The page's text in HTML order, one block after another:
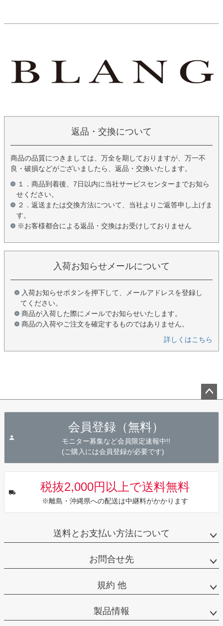
返品・交換について
商品の品質につきましては、万全を期しておりますが、万一不
良・破損などがございましたら、返品・交換いたします。
１．商品到着後、7日以内に当社サービスセンターまでお知ら
せください。
２．返送または交換方法について、当社よりご返答申し上げま
す。
※お客様都合による返品・交換はお受けしておりません
入荷お知らせメールについて
入荷お知らせボタンを押下して、メールアドレスを登録し
てください。
商品が入荷した際にメールでお知らせいたします。
商品の入荷やご注文を確定するものではありません。
詳しくはこちら
会員登録（無料）
モニター募集など会員限定速報中!!
(ご購入には会員登録が必要です)
税抜2,000円以上で送料無料
※離島・沖縄県への配送は中継料がかかります
送料とお支払い方法について
お問合せ先
規約 他
製品情報